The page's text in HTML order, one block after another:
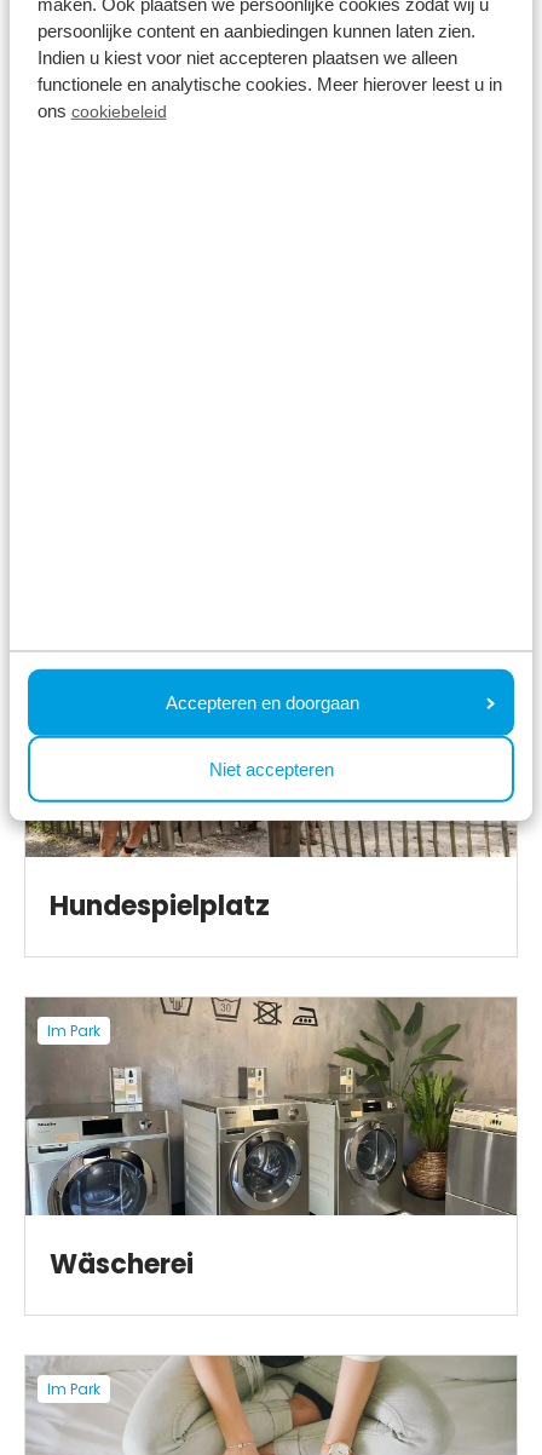
maken. Ook plaatsen we persoonlijke cookies zodat wij u
persoonlijke content en aanbiedingen kunnen laten zien.
Indien u kiest voor niet accepteren plaatsen we alleen
functionele en analytische cookies. Meer hierover leest u in
ons cookiebeleid
Accepteren en doorgaan
Niet accepteren
Im Park
Hundespielplatz
Im Park
Wäscherei
Im Park